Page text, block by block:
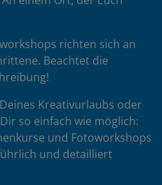
richten sich an
Beachtet die
Kreativurlaubs oder
so einfach wie möglich:
und Fotoworkshops
und detailliert